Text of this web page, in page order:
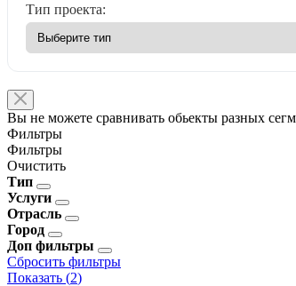
Тип проекта:
Вы не можете сравнивать обьекты разных
Фильтры
Фильтры
Очистить
Тип
Услуги
Отрасль
Город
Доп фильтры
Сбросить фильтры
Показать (2)